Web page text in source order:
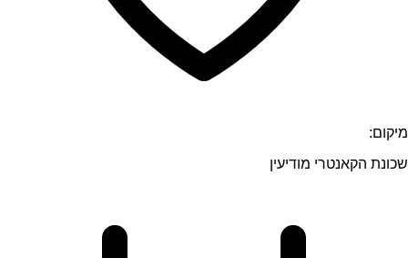
מיקום:
שכונת הקאנטרי מודיעין